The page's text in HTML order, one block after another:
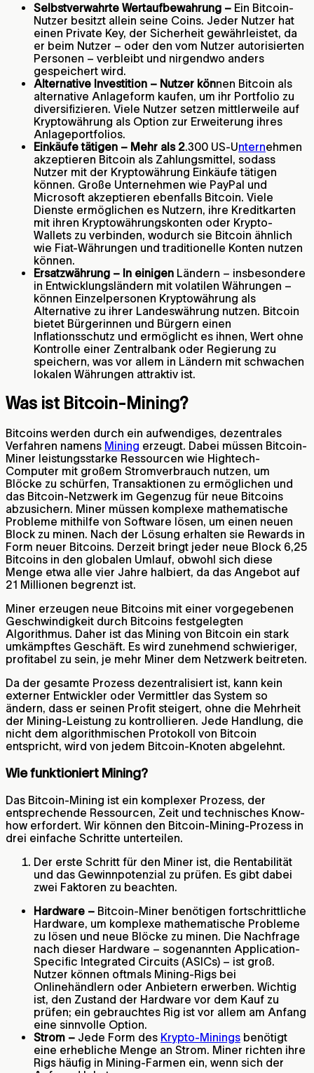
Selbstverwahrte Wertaufbewahrung – Ein Bitcoin-
Nutzer besitzt allein seine Coins. Jeder Nutzer hat
einen Private Key, der Sicherheit gewährleistet, da
er beim Nutzer – oder den vom Nutzer autorisierten
Personen – verbleibt und nirgendwo anders
gespeichert wird.
Alternative Investition – Nutzer können Bitcoin als
alternative Anlageform kaufen, um ihr Portfolio zu
diversifizieren. Viele Nutzer setzen mittlerweile auf
Kryptowährung als Option zur Erweiterung ihres
Anlageportfolios.
Einkäufe tätigen – Mehr als 2.300 US-Unternehmen
akzeptieren Bitcoin als Zahlungsmittel, sodass
Nutzer mit der Kryptowährung Einkäufe tätigen
können. Große Unternehmen wie PayPal und
Microsoft akzeptieren ebenfalls Bitcoin. Viele
Dienste ermöglichen es Nutzern, ihre Kreditkarten
mit ihren Kryptowährungskonten oder Krypto-
Wallets zu verbinden, wodurch sie Bitcoin ähnlich
wie Fiat-Währungen und traditionelle Konten nutzen
können.
Ersatzwährung – In einigen Ländern – insbesondere
in Entwicklungsländern mit volatilen Währungen –
können Einzelpersonen Kryptowährung als
Alternative zu ihrer Landeswährung nutzen. Bitcoin
bietet Bürgerinnen und Bürgern einen
Inflationsschutz und ermöglicht es ihnen, Wert ohne
Kontrolle einer Zentralbank oder Regierung zu
speichern, was vor allem in Ländern mit schwachen
lokalen Währungen attraktiv ist.
Was ist Bitcoin-Mining?
Bitcoins werden durch ein aufwendiges, dezentrales
Verfahren namens Mining erzeugt. Dabei müssen Bitcoin-
Miner leistungsstarke Ressourcen wie Hightech-
Computer mit großem Stromverbrauch nutzen, um
Blöcke zu schürfen, Transaktionen zu ermöglichen und
das Bitcoin-Netzwerk im Gegenzug für neue Bitcoins
abzusichern. Miner müssen komplexe mathematische
Probleme mithilfe von Software lösen, um einen neuen
Block zu minen. Nach der Lösung erhalten sie Rewards in
Form neuer Bitcoins. Derzeit bringt jeder neue Block 6,25
Bitcoins in den globalen Umlauf, obwohl sich diese
Menge etwa alle vier Jahre halbiert, da das Angebot auf
21 Millionen begrenzt ist.
Miner erzeugen neue Bitcoins mit einer vorgegebenen
Geschwindigkeit durch Bitcoins festgelegten
Algorithmus. Daher ist das Mining von Bitcoin ein stark
umkämpftes Geschäft. Es wird zunehmend schwieriger,
profitabel zu sein, je mehr Miner dem Netzwerk beitreten.
Da der gesamte Prozess dezentralisiert ist, kann kein
externer Entwickler oder Vermittler das System so
ändern, dass er seinen Profit steigert, ohne die Mehrheit
der Mining-Leistung zu kontrollieren. Jede Handlung, die
nicht dem algorithmischen Protokoll von Bitcoin
entspricht, wird von jedem Bitcoin-Knoten abgelehnt.
Wie funktioniert Mining?
Das Bitcoin-Mining ist ein komplexer Prozess, der
entsprechende Ressourcen, Zeit und technisches Know-
how erfordert. Wir können den Bitcoin-Mining-Prozess in
drei einfache Schritte unterteilen.
Der erste Schritt für den Miner ist, die Rentabilität
und das Gewinnpotenzial zu prüfen. Es gibt dabei
zwei Faktoren zu beachten.
Hardware – Bitcoin-Miner benötigen fortschrittliche
Hardware, um komplexe mathematische Probleme
zu lösen und neue Blöcke zu minen. Die Nachfrage
nach dieser Hardware – sogenannten Application-
Specific Integrated Circuits (ASICs) – ist groß.
Nutzer können oftmals Mining-Rigs bei
Onlinehändlern oder Anbietern erwerben. Wichtig
ist, den Zustand der Hardware vor dem Kauf zu
prüfen; ein gebrauchtes Rig ist vor allem am Anfang
eine sinnvolle Option.
Strom – Jede Form des Krypto-Minings benötigt
eine erhebliche Menge an Strom. Miner richten ihre
Rigs häufig in Mining-Farmen ein, wenn sich der